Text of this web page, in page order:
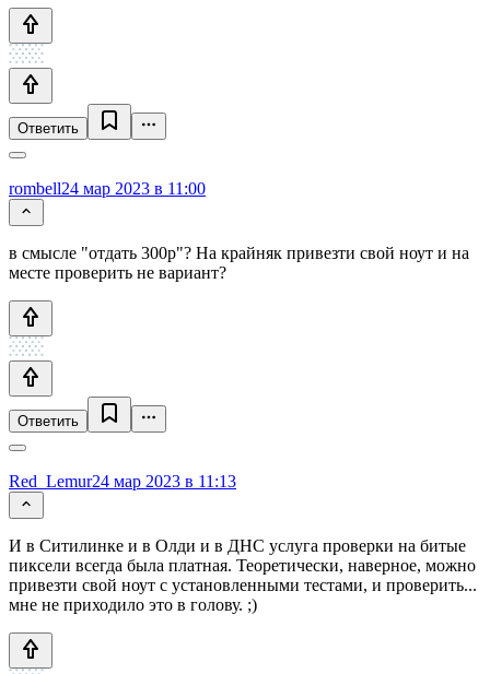
Ответить
rombell24 мар 2023 в 11:00
в смысле "отдать 300р"? На крайняк привезти свой ноут и на
месте проверить не вариант?
Ответить
Red_Lemur24 мар 2023 в 11:13
И в Ситилинке и в Олди и в ДНС услуга проверки на битые
пиксели всегда была платная. Теоретически, наверное, можно
привезти свой ноут с установленными тестами, и проверить...
мне не приходило это в голову. ;)